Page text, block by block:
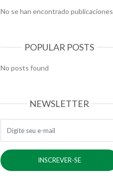
No se han encontrado publicaciones
POPULAR POSTS
No posts found
NEWSLETTER